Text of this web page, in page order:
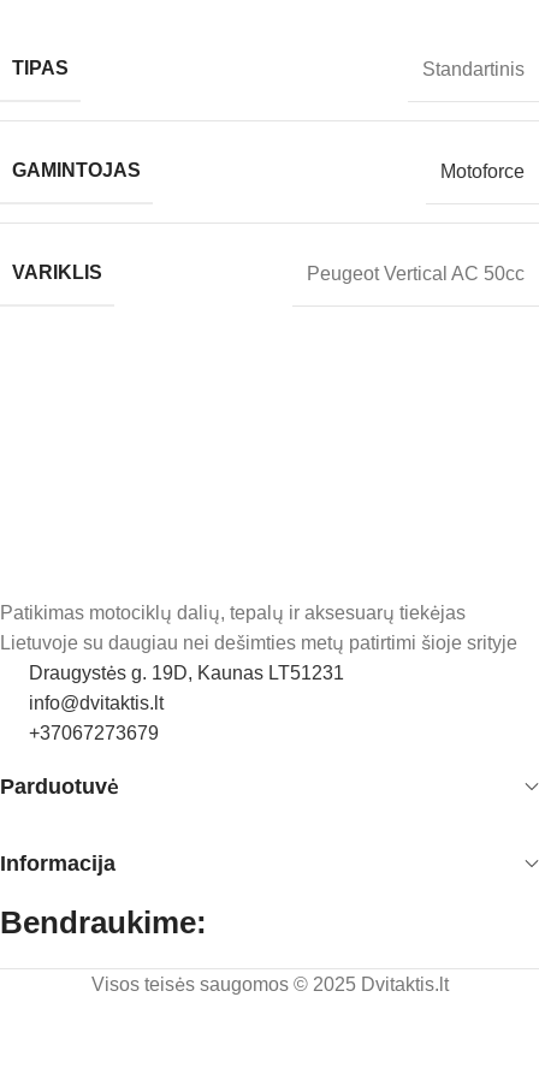
TIPAS Standartinis
GAMINTOJAS Motoforce
VARIKLIS Peugeot Vertical AC 50cc
Patikimas motociklų dalių, tepalų ir aksesuarų tiekėjas
Lietuvoje su daugiau nei dešimties metų patirtimi šioje srityje
Draugystės g. 19D, Kaunas LT51231
info@dvitaktis.lt
+37067273679
Parduotuvė
Informacija
Bendraukime:
Visos teisės saugomos © 2025 Dvitaktis.lt